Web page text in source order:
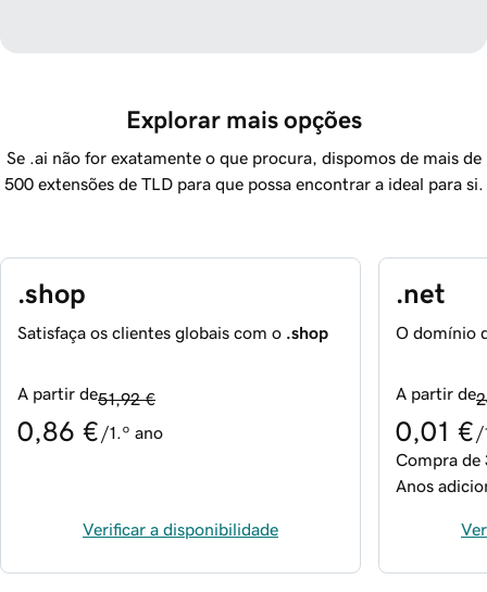
Explorar mais opções
Se .ai não for exatamente o que procura, dispomos de mais de
500 extensões de TLD para que possa encontrar a ideal para si.
.shop
Satisfaça os clientes globais com o .shop
A partir de51,92 €
0,86 € /1.º ano
Verificar a disponibilidade
.net
O domínio
A partir de
0,01 € /
Compra de
Anos